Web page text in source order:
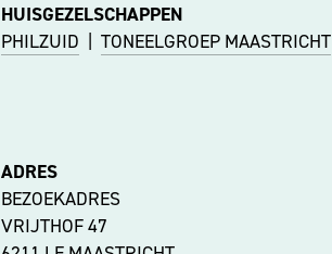
HUISGEZELSCHAPPEN
PHILZUID | TONEELGROEP MAASTRICHT
ADRES
BEZOEKADRES
VRIJTHOF 47